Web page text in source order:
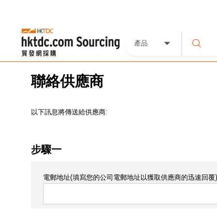
產品
聯絡供應商
以下訊息將傳送給供應商:
步驟一
電郵地址(填寫您的公司電郵地址以獲取供應商的迅速回覆)